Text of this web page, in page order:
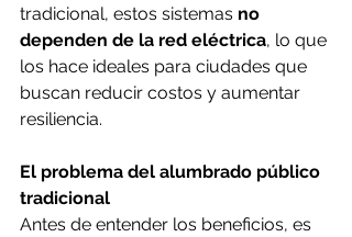
tradicional, estos sistemas no
dependen de la red eléctrica, lo que
los hace ideales para ciudades que
buscan reducir costos y aumentar
resiliencia.
El problema del alumbrado público
tradicional
Antes de entender los beneficios, es